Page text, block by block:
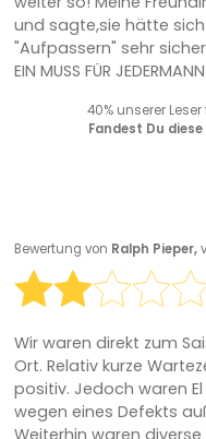
und sagte,sie hätte
"Aufpassern" sehr sicher
EIN MUSS FÜR
40% unserer
Fandest Du
Bewertung von Ralph Pieper,
Wir waren direkt zum
Ort. Relativ kurze
positiv. Jedoch waren
wegen eines Defekts
Weiterhin waren